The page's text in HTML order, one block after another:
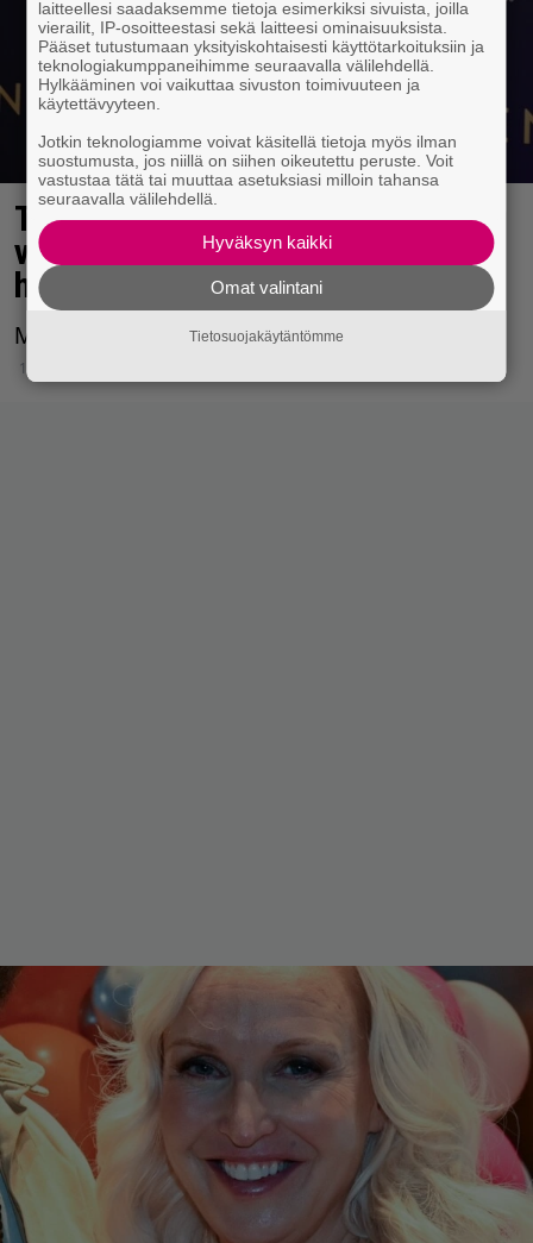
Tämän Jutta Larm tekee vuoden
vaihtuessa: ”Sytytän tulet ja
hävitän kirjeen”
Moni aikoo kokeilla tätä samaa.
17.12.2025 08:42
laitteellesi saadaksemme tietoja esimerkiksi sivuista, joilla
vierailit, IP-osoitteestasi sekä laitteesi ominaisuuksista.
Pääset tutustumaan yksityiskohtaisesti käyttötarkoituksiin ja
teknologiakumppaneihimme seuraavalla välilehdellä.
Hylkääminen voi vaikuttaa sivuston toimivuuteen ja
käytettävyyteen.
Jotkin teknologiamme voivat käsitellä tietoja myös ilman
suostumusta, jos niillä on siihen oikeutettu peruste. Voit
vastustaa tätä tai muuttaa asetuksiasi milloin tahansa
seuraavalla välilehdellä.
Hyväksyn kaikki
Omat valintani
Tietosuojakäytäntömme